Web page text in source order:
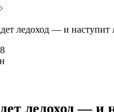
ледоход — и наступит
ледоход — и